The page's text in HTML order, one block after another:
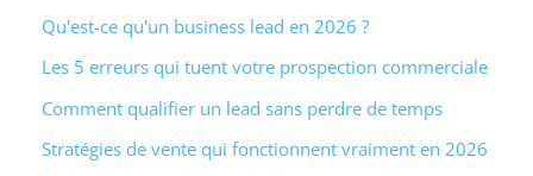
Qu'est-ce qu'un business lead en 2026 ?
Les 5 erreurs qui tuent votre prospection commerciale
Comment qualifier un lead sans perdre de temps
Stratégies de vente qui fonctionnent vraiment en 2026